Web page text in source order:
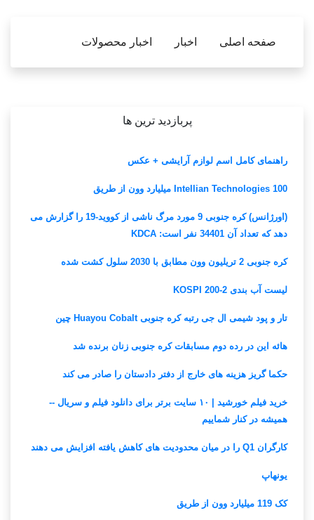
صفحه اصلی اخبار اخبار محصولات
پربازدید ترین ها
راهنمای کامل اسم لوازم آرایشی + عکس
Intellian Technologies 100 میلیارد وون از طریق
(اورژانس) کره جنوبی 9 مورد مرگ ناشی از کووید-19 را گزارش می
دهد که تعداد آن 34401 نفر است: KDCA
کره جنوبی 2 تریلیون وون مطابق با 2030 سلول کشت شده
لیست آب بندی KOSPI 200-2
تار و پود شیمی ال جی رتبه کره جنوبی Huayou Cobalt چین
هائه این در رده دوم مسابقات کره جنوبی زنان برنده شد
حکما گریز هزینه های خارج از دفتر دادستان را صادر می کند
خرید فیلم خورشید | ۱۰ سایت برتر برای دانلود فیلم و سریال --
همیشه در کنار شماییم
کارگران Q1 را در میان محدودیت های کاهش یافته افزایش می دهند
یونهاپ
کک 119 میلیارد وون از طریق